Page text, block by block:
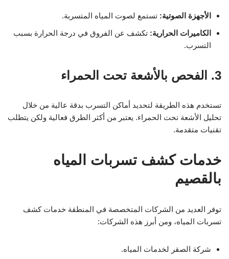
الأجهزة الصوتية: تستمع لصوت المياه المتسربة.
الكاميرات الحرارية: تكشف عن الفروق في درجة الحرارة بسبب
التسرب.
3. الفحص بالأشعة تحت الحمراء
تستخدم هذه الطريقة لتحديد أماكن التسرب بدقة عالية من خلال
تحليل الأشعة تحت الحمراء. يعتبر من أكثر الطرق فعالية ولكن يتطلب
تقنيات متقدمة.
خدمات كشف تسربات المياه
بالقصيم
توفر العديد من الشركات المتخصصة في المنطقة خدمات كشف
تسربات المياه، ومن أبرز هذه الشركات:
شركة الصقر لخدمات المياه.